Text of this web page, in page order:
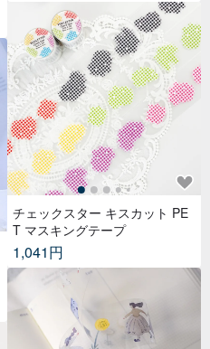
チェックスター キスカット PE
T マスキングテープ
1,041円